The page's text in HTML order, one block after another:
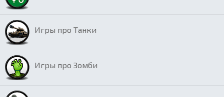
Игры про Танки
Игры про Зомби